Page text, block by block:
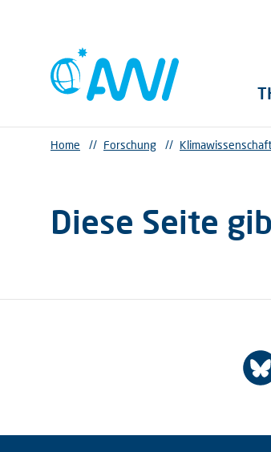
Home // Forschung //
Diese Seite